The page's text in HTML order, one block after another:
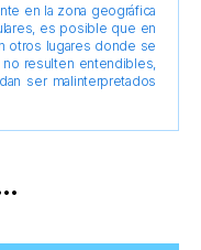
en la zona geográfica
es posible que en
otros lugares donde se
resulten entendibles,
ser malinterpretados